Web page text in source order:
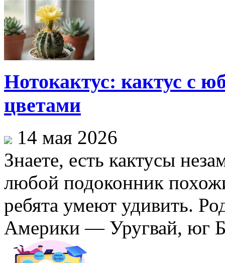
Нотокактус: кактус с
цветами
14 мая 2026
Знаете, есть кактусы
любой подоконник
ребята умеют удивить.
Америки — Уругвай, юг